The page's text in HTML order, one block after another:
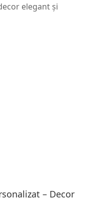
elegant și
– Decor